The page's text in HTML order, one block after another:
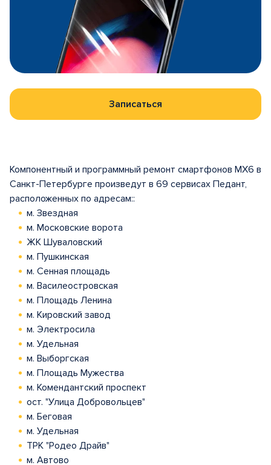
Записаться
Компонентный и программный ремонт смартфонов MX6 в
Санкт-Петербурге произведут в 69 сервисах Педант,
расположенных по адресам::
м. Звездная
м. Московские ворота
ЖК Шуваловский
м. Пушкинская
м. Сенная площадь
м. Василеостровская
м. Площадь Ленина
м. Кировский завод
м. Электросила
м. Удельная
м. Выборгская
м. Площадь Мужества
м. Комендантский проспект
ост. "Улица Добровольцев"
м. Беговая
м. Удельная
ТРК "Родео Драйв"
м. Автово